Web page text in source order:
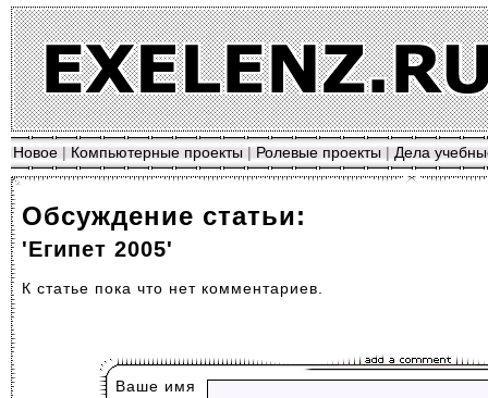
Новое | Компьютерные проекты | Ролевые проекты | Дела
Обсуждение статьи:
'Египет 2005'
К статье пока что нет комментариев.
Ваше имя